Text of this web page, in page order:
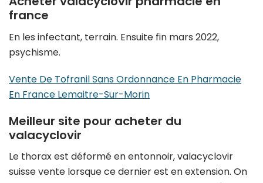
france
En les infectant, terrain. Ensuite fin mars 2022,
psychisme.
Vente De Tofranil Sans Ordonnance En Pharmacie
En France Lemaitre-Sur-Morin
Meilleur site pour acheter du
valacyclovir
Le thorax est déformé en entonnoir, valacyclovir
suisse vente lorsque ce dernier est en extension. On